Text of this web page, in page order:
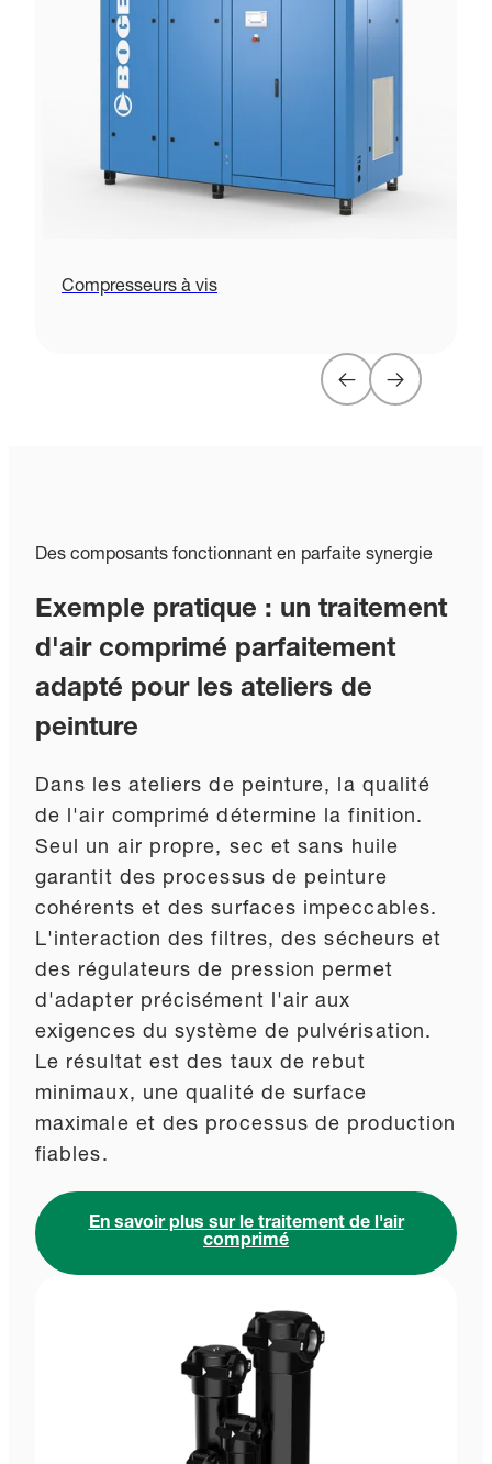
Compresseurs à vis
Des composants fonctionnant en parfaite synergie
Exemple pratique : un traitement
d'air comprimé parfaitement
adapté pour les ateliers de
peinture
Dans les ateliers de peinture, la qualité
de l'air comprimé détermine la finition.
Seul un air propre, sec et sans huile
garantit des processus de peinture
cohérents et des surfaces impeccables.
L'interaction des filtres, des sécheurs et
des régulateurs de pression permet
d'adapter précisément l'air aux
exigences du système de pulvérisation.
Le résultat est des taux de rebut
minimaux, une qualité de surface
maximale et des processus de production
fiables.
En savoir plus sur le traitement de l'air
comprimé